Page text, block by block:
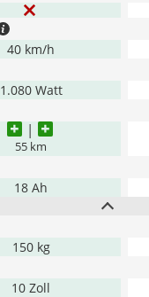
40 km/h
1.080 Watt
55 km
18 Ah
150 kg
10 Zoll